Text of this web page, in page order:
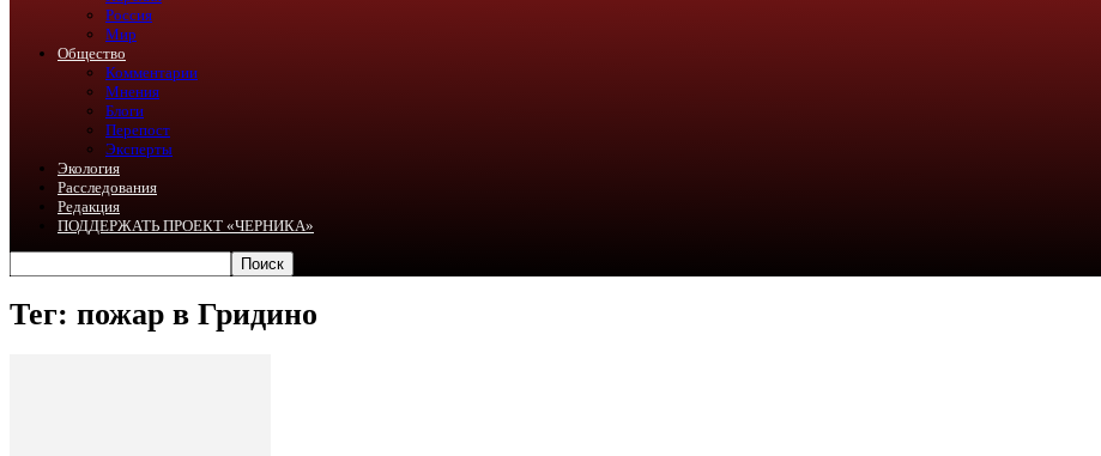
Россия
Мир
Общество
Комментарии
Мнения
Блоги
Перепост
Эксперты
Экология
Расследования
Редакция
ПОДДЕРЖАТЬ ПРОЕКТ «ЧЕРНИКА»
Тег: пожар в Гридино